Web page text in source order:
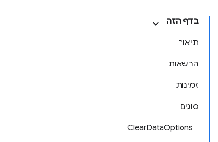
בדף הזה
תיאור
הרשאות
זמינות
סוגים
ClearDataOptions